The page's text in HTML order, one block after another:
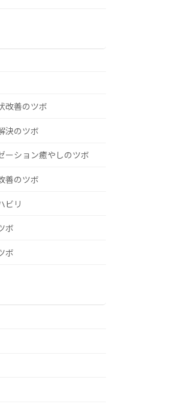
改善のツボ
決のツボ
ーション癒やしのツボ
善のツボ
ビリ
ボ
ボ